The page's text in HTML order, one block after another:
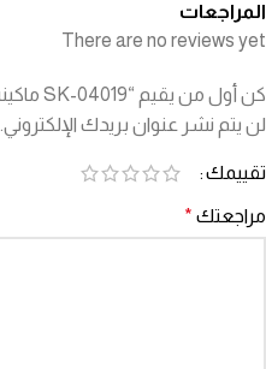
المراجعات
There are no reviews yet
كن أول من يقيم “SK-04019 ماكينه قهوه اسبريسو3*1 1لتر 1350وات”
لن يتم نشر عنوان بريدك الإلكتروني.
تقييمك
مراجعتك *